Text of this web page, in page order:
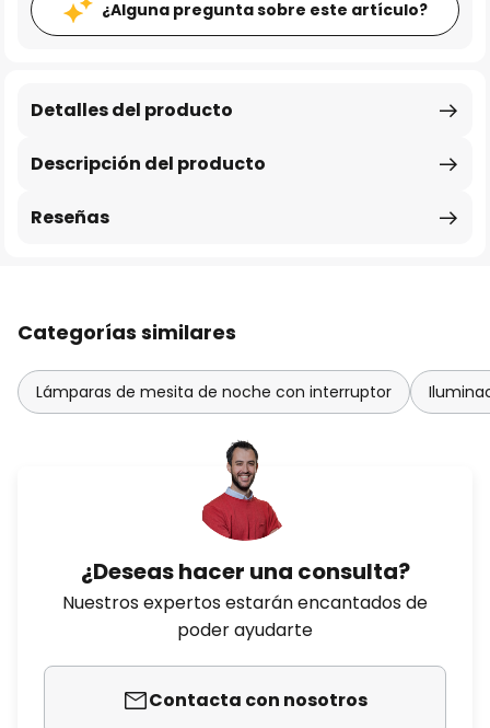
¿Alguna pregunta sobre este artículo?
Descripción del producto
Detalles del producto
Reseñas
Categorías similares
Lámparas de mesita de noche con interruptor
¿Deseas hacer una consulta?
Nuestros expertos estarán encantados de
poder ayudarte
Contacta con nosotros